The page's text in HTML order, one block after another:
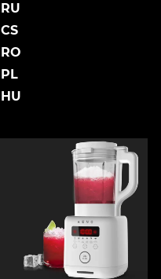
RU
CS
RO
PL
HU